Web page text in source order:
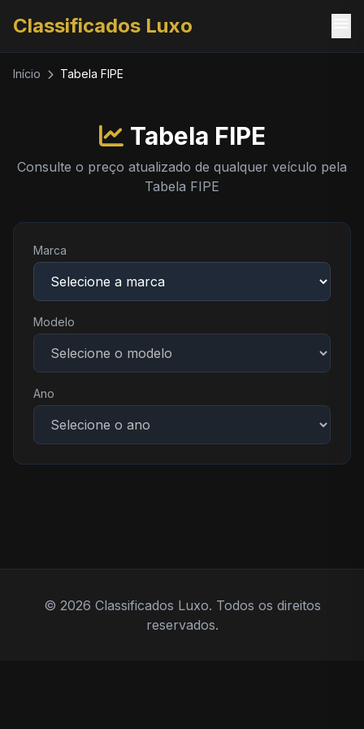
Classificados Luxo
Início Tabela FIPE
Tabela FIPE
Consulte o preço atualizado de qualquer veículo pela
Tabela FIPE
Marca
Modelo
Ano
© 2026 Classificados Luxo. Todos os direitos
reservados.